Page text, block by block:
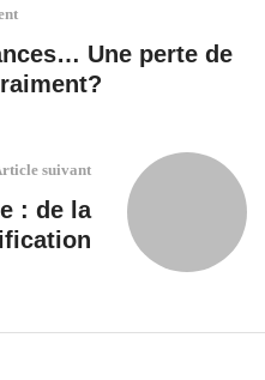
Une perte de
suivant
: de la